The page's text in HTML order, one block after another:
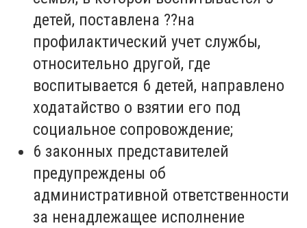
детей, поставлена ??на
профилактический учет службы,
относительно другой, где
воспитывается 6 детей, направлено
ходатайство о взятии его под
социальное сопровождение;
6 законных представителей
предупреждены об
административной ответственности
за ненадлежащее исполнение